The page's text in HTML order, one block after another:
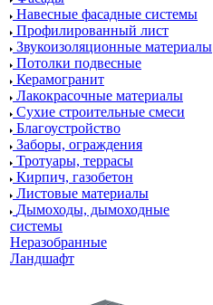
Навесные фасадные системы
Профилированный лист
Звукоизоляционные материалы
Потолки подвесные
Керамогранит
Лакокрасочные материалы
Сухие строительные смеси
Благоустройство
Заборы, ограждения
Тротуары, террасы
Кирпич, газобетон
Листовые материалы
Дымоходы, дымоходные
системы
Неразобранные
Ландшафт